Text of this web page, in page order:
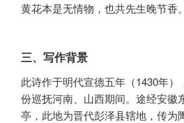
黄花本是无情物，也共先生晚节香。
三、写作背景
此诗作于明代宣德五年（1430年
份巡抚河南、山西期间。途经安徽
亭，此地为晋代彭泽县辖地，传为